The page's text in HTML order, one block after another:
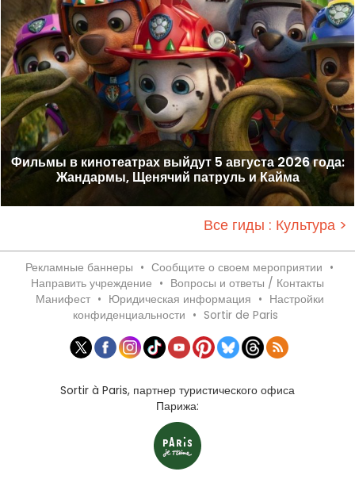
Фильмы в кинотеатрах выйдут 5 августа 2026 года:
Жандармы, Щенячий патруль и Кайма
Все гиды : Культура >
Рекламные баннеры • Сообщите о своем мероприятии •
Направить учреждение • Вопросы и ответы / Контакты
Манифест • Юридическая информация • Настройки
конфиденциальности • Sortir de Paris
Sortir à Paris, партнер туристического офиса
Парижа: